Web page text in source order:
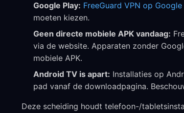
Google Play: FreeGuard VPN op Google
moeten kiezen.
Geen directe mobiele APK vandaag:
via de website. Apparaten zonder
mobiele APK.
Android TV is apart: Installaties op
pad vanaf de downloadpagina.
Deze scheiding houdt telefoon-/